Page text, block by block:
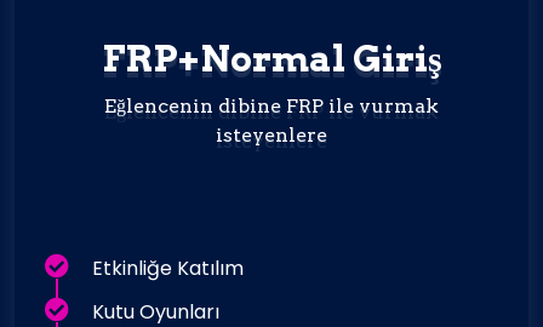
FRP+Normal Giriş
Eğlencenin dibine FRP ile vurmak
isteyenlere
Etkinliğe Katılım
Kutu Oyunları